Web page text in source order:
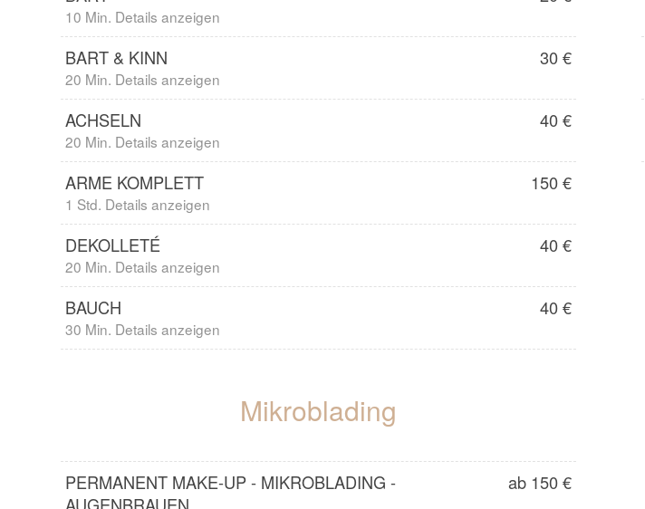
10 Min. Details anzeigen
BART & KINN 30 €
20 Min. Details anzeigen
ACHSELN 40 €
20 Min. Details anzeigen
ARME KOMPLETT 150 €
1 Std. Details anzeigen
DEKOLLETÉ 40 €
20 Min. Details anzeigen
BAUCH 40 €
30 Min. Details anzeigen
Mikroblading
PERMANENT MAKE-UP - MIKROBLADING -
ab 150 €